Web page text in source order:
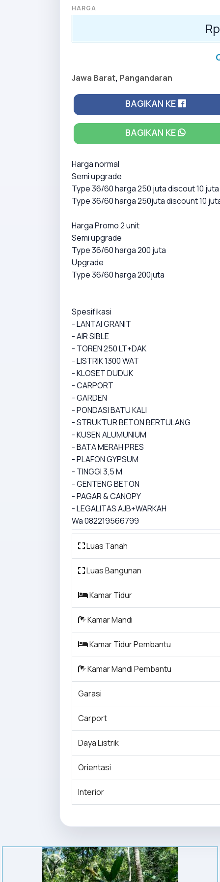
HARGA
Jawa Barat, Pangandaran
BAGIKAN KE
BAGIKAN KE
Harga normal
Semi upgrade
Type 36/60 harga 250 juta discout 10 juta
Type 36/60 harga 250juta discount 10
Harga Promo 2 unit
Semi upgrade
Type 36/60 harga 200 juta
Upgrade
Type 36/60 harga 200juta
Spesifikasi
- LANTAI GRANIT
- AIR SIBLE
- TOREN 250 LT+DAK
- LISTRIK 1300 WAT
- KLOSET DUDUK
- CARPORT
- GARDEN
- PONDASI BATU KALI
- STRUKTUR BETON BERTULANG
- KUSEN ALUMUNIUM
- BATA MERAH PRES
- PLAFON GYPSUM
- TINGGI 3,5 M
- GENTENG BETON
- PAGAR & CANOPY
- LEGALITAS AJB+WARKAH
Wa 082219566799
Luas Tanah
Luas Bangunan
Kamar Tidur
Kamar Mandi
Kamar Tidur Pembantu
Kamar Mandi Pembantu
Garasi
Carport
Daya Listrik
Orientasi
Interior